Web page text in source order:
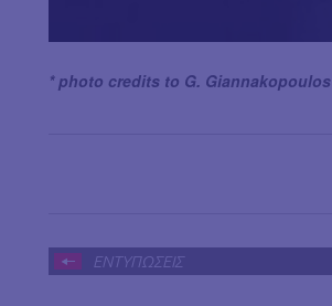
* photo credits to G. Giannakopoulos
ΕΝΤΥΠΩΣΕΙΣ